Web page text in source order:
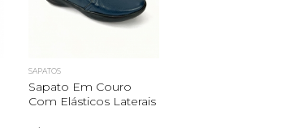
SAPATOS
Sapato Em Couro
Com Elásticos Laterais